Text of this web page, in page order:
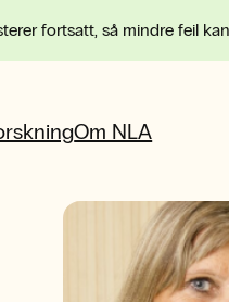
fortsatt, så mindre feil
Om NLA